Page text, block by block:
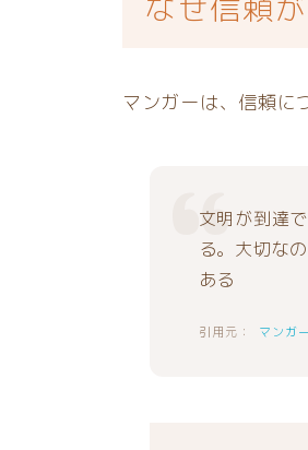
マンガーは、信頼に
文明が到達
る。大切な
ある
マンガ